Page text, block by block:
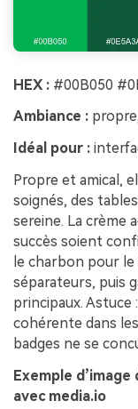
HEX : #00B050
Ambiance :
Idéal pour :
Propre et amical,
soignés, des
sereine. La crème
succès soient
le charbon pour
séparateurs, puis
principaux.
cohérente dans
badges ne se
Exemple
avec media.io